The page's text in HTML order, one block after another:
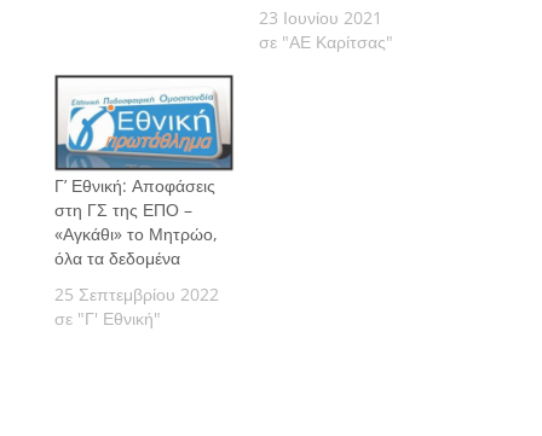
23 Ιουνίου 2021
σε "ΑΕ Καρίτσας"
Γ’ Εθνική: Αποφάσεις
στη ΓΣ της ΕΠΟ –
«Αγκάθι» το Μητρώο,
όλα τα δεδομένα
25 Σεπτεμβρίου 2022
σε "Γ' Εθνική"